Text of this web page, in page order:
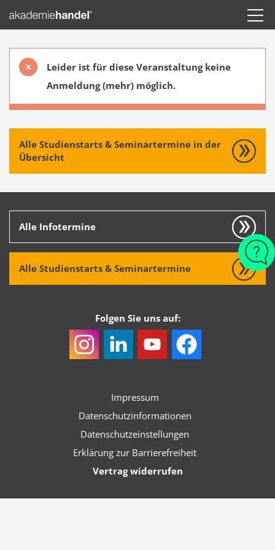
Leider ist für diese Veranstaltung keine
Anmeldung (mehr) möglich.
Alle Studienstarts & Seminartermine in der
Übersicht
Alle Infotermine
Alle Studienstarts & Seminartermine
Folgen Sie uns auf:
Impressum
Datenschutzinformationen
Datenschutzeinstellungen
Erklärung zur Barrierefreiheit
Vertrag widerrufen